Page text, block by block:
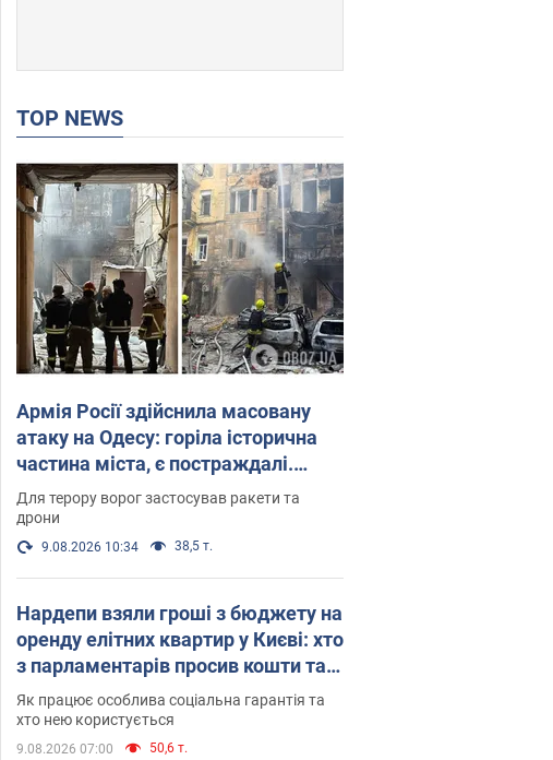
TOP NEWS
Армія Росії здійснила масовану
атаку на Одесу: горіла історична
частина міста, є постраждалі.
Фото та відео
Для терору ворог застосував ракети та
дрони
9.08.2026 10:34 38,5 т.
Нардепи взяли гроші з бюджету на
оренду елітних квартир у Києві: хто
з парламентарів просив кошти та
де поселився
Як працює особлива соціальна гарантія та
хто нею користується
9.08.2026 07:00 50,6 т.